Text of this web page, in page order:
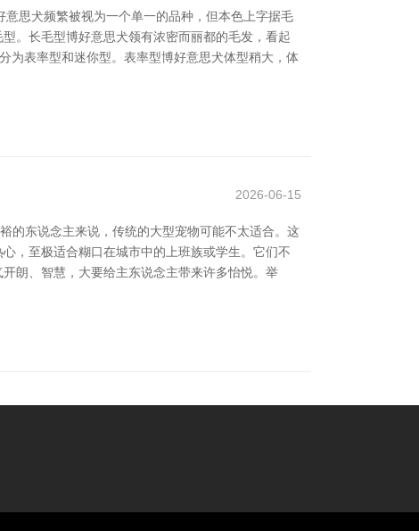
思犬频繁被视为一个单一的品种，但本色上字据毛
。长毛型博好意思犬领有浓密而丽都的毛发，看起
为表率型和迷你型。表率型博好意思犬体型稍大，体
2026-06-15
的东说念主来说，传统的大型宠物可能不太适合。这
，至极适合糊口在城市中的上班族或学生。它们不
朗、智慧，大要给主东说念主带来许多怡悦。举